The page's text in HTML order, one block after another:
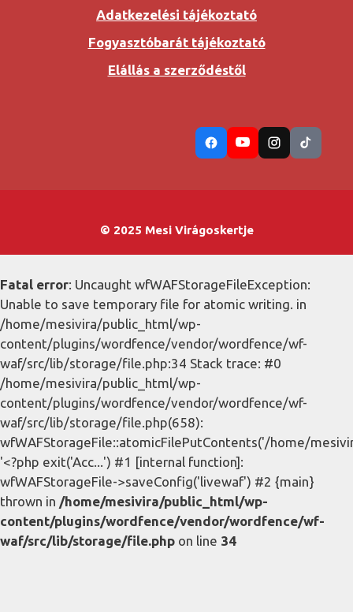
Adatkezelési tájékoztató
Fogyasztóbarát tájékoztató
Elállás a szerződéstől
© 2025 Mesi Virágoskertje
Fatal error: Uncaught wfWAFStorageFileException:
Unable to save temporary file for atomic writing. in
/home/mesivira/public_html/wp-
content/plugins/wordfence/vendor/wordfence/wf-
waf/src/lib/storage/file.php:34 Stack trace: #0
/home/mesivira/public_html/wp-
content/plugins/wordfence/vendor/wordfence/wf-
waf/src/lib/storage/file.php(658):
wfWAFStorageFile::atomicFilePutContents('/home/
'<?php exit('Acc...') #1 [internal function]:
wfWAFStorageFile->saveConfig('livewaf') #2 {main}
thrown in /home/mesivira/public_html/wp-
content/plugins/wordfence/vendor/wordfence/wf-
waf/src/lib/storage/file.php on line 34